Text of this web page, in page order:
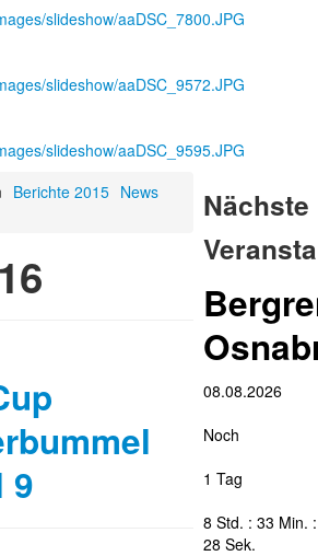
slideshow/aaDSC_7800.JPG
slideshow/aaDSC_9572.JPG
slideshow/aaDSC_9595.JPG
Berichte 2015 News
9
Nächste
08.08.2026
Noch
1 Tag
8 Std. : 33 Min. :
27 Sek.